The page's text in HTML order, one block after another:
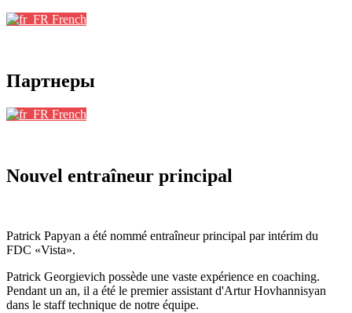
French
Партнеры
French
Nouvel entraîneur principal
Patrick Papyan a été nommé entraîneur principal par intérim du
FDC «Vista».
Patrick Georgievich possède une vaste expérience en coaching.
Pendant un an, il a été le premier assistant d'Artur Hovhannisyan
dans le staff technique de notre équipe.